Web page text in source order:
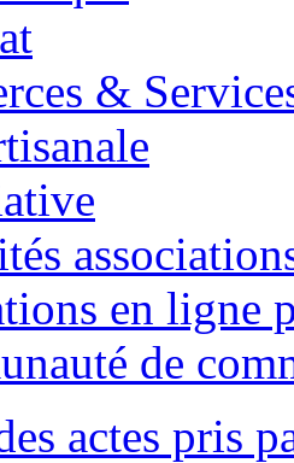
&
en ligne
de
actes pris